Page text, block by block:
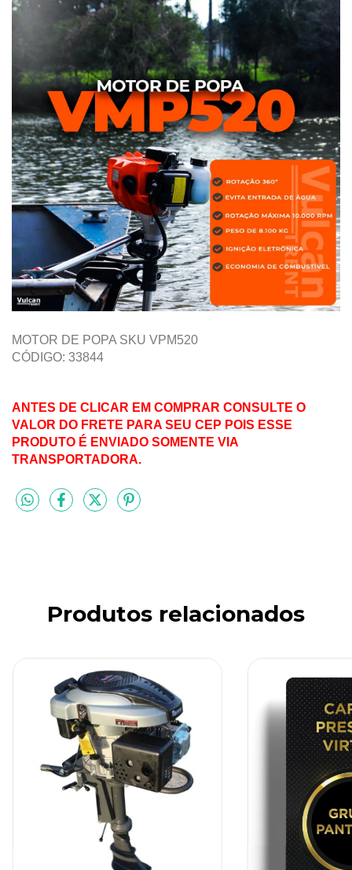
MOTOR DE POPA SKU VPM520
CÓDIGO: 33844
ANTES DE CLICAR EM COMPRAR CONSULTE O
VALOR DO FRETE PARA SEU CEP POIS ESSE
PRODUTO É ENVIADO SOMENTE VIA
TRANSPORTADORA.
Produtos relacionados